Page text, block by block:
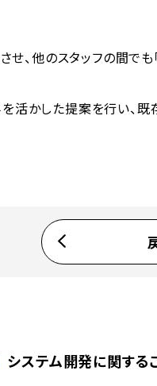
、他のスタッフの間で
活かした提案を行い、
システム開発に関する